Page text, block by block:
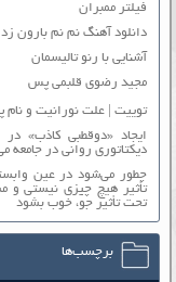
فیلتر ممبران
دانلود آهنگ نم نم بارون
آشنایی با رنو تالیسمان
مجید رضوی قلبمی پس
توییت | علت نورانیت و
ایجاد «دوقطبی کاذب»
دیکتاتوری روانی در جامعه
چطور می‌شود در عین
تأثیر هیچ چیزی نیستی
تحت تأثیر جوّ، خوب بشود
برچسب‌ها